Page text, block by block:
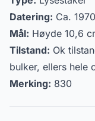
Datering: Ca.
Mål: Høyde 10,6
Tilstand: Ok
bulker, ellers hele
Merking: 830